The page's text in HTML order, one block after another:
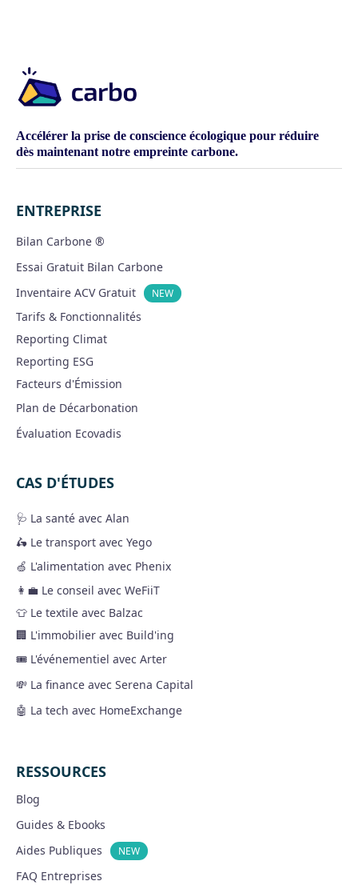
Accélérer la prise de conscience écologique pour réduire
dès maintenant notre empreinte carbone.
ENTREPRISE
Bilan Carbone ®
Essai Gratuit Bilan Carbone
Inventaire ACV Gratuit
NEW
Tarifs & Fonctionnalités
Reporting Climat
Reporting ESG
Facteurs d'Émission
Plan de Décarbonation
Évaluation Ecovadis
CAS D'ÉTUDES
🩺 La santé avec Alan
🛵 Le transport avec Yego
🍏 L'alimentation avec Phenix
👩‍💼 Le conseil avec WeFiiT
👕 Le textile avec Balzac
🏢 L'immobilier avec Build'ing
🎟 L'événementiel avec Arter
💸 La finance avec Serena Capital
🤖 La tech avec HomeExchange
RESSOURCES
Blog
Guides & Ebooks
Aides Publiques
NEW
FAQ Entreprises